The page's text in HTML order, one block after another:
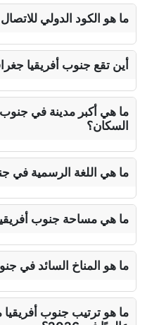
ما هو الكود الدولي
أين تقع جنوب أفريقيا
ما هي أكبر مدينة في
السكان؟
ما هي اللغة الرسمية في
ما هي مساحة جنوب
ما هو المناخ السائد في
ما هو ترتيب جنوب